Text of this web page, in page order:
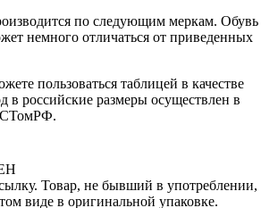
по следующим меркам. Обувь
немного отличаться от приведенных
пользоваться таблицей в качестве
в российские размеры осуществлен в
Товар, не бывший в употреблении,
виде в оригинальной упаковке.